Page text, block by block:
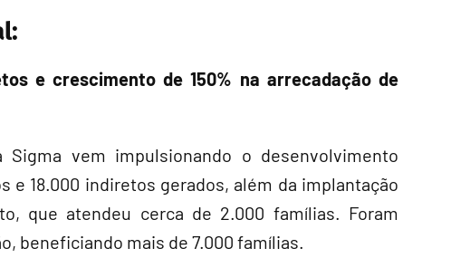
e crescimento de 150% na arrecadação de
vem impulsionando o desenvolvimento
e 18.000 indiretos gerados, além da implantação
que atendeu cerca de 2.000 famílias. Foram
beneficiando mais de 7.000 famílias.